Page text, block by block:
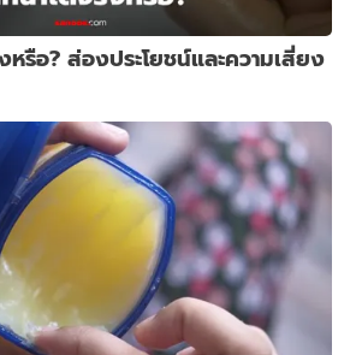
หรือ? ส่องประโยชน์และความเสี่ยง